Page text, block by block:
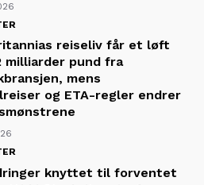
reiseliv får et løft
milliarder pund fra
mens
og ETA-regler endrer
knyttet til forventet